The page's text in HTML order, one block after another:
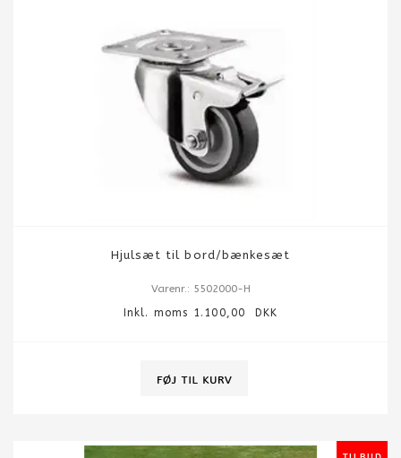
Hjulsæt til bord/bænkesæt
Varenr.: 5502000-H
Inkl. moms 1.100,00 DKK